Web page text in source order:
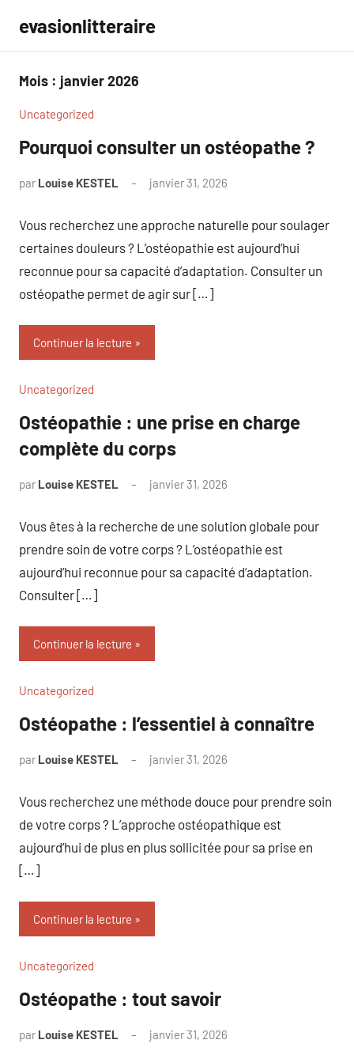
contenu
evasionlitteraire
Mois : janvier 2026
Uncategorized
Pourquoi consulter un ostéopathe ?
par Louise KESTEL janvier 31, 2026
Vous recherchez une approche naturelle pour soulager
certaines douleurs ? L’ostéopathie est aujourd’hui
reconnue pour sa capacité d’adaptation. Consulter un
ostéopathe permet de agir sur […]
Continuer la lecture
Uncategorized
Ostéopathie : une prise en charge
complète du corps
par Louise KESTEL janvier 31, 2026
Vous êtes à la recherche de une solution globale pour
prendre soin de votre corps ? L’ostéopathie est
aujourd’hui reconnue pour sa capacité d’adaptation.
Consulter […]
Continuer la lecture
Uncategorized
Ostéopathe : l’essentiel à connaître
par Louise KESTEL janvier 31, 2026
Vous recherchez une méthode douce pour prendre soin
de votre corps ? L’approche ostéopathique est
aujourd’hui de plus en plus sollicitée pour sa prise en
[…]
Continuer la lecture
Uncategorized
Ostéopathe : tout savoir
par Louise KESTEL janvier 31, 2026